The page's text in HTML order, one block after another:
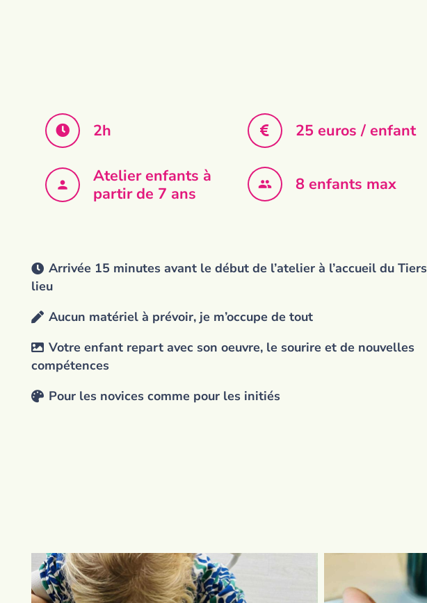
2h 25 euros / enfant
person
Atelier enfants à
partir de 7 ans
people 8 enfants max
Arrivée 15 minutes avant le début de l’atelier à l’accueil du Tiers
lieu
Aucun matériel à prévoir, je m’occupe de tout
Votre enfant repart avec son oeuvre, le sourire et de nouvelles
compétences
Pour les novices comme pour les initiés